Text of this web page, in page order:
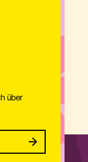
über
subscribe
SUBSCRIBE